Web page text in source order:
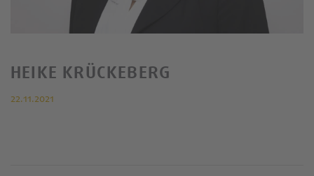
HEIKE KRÜCKEBERG
22.11.2021